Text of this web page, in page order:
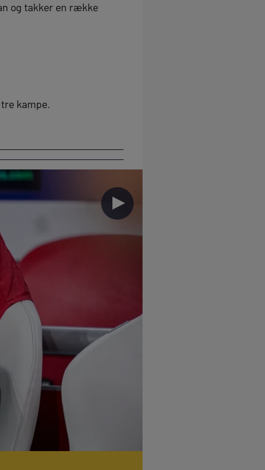
og takker en række
kampe.
►